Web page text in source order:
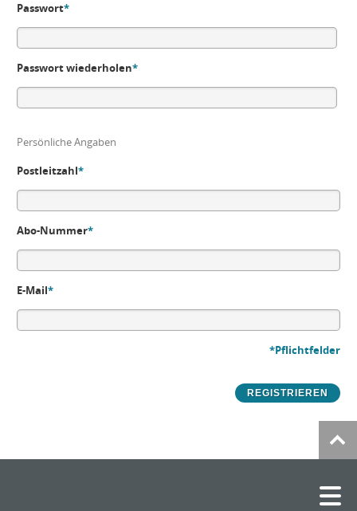
Passwort*
Passwort wiederholen*
Persönliche Angaben
Postleitzahl*
Abo-Nummer*
E-Mail*
*Pflichtfelder